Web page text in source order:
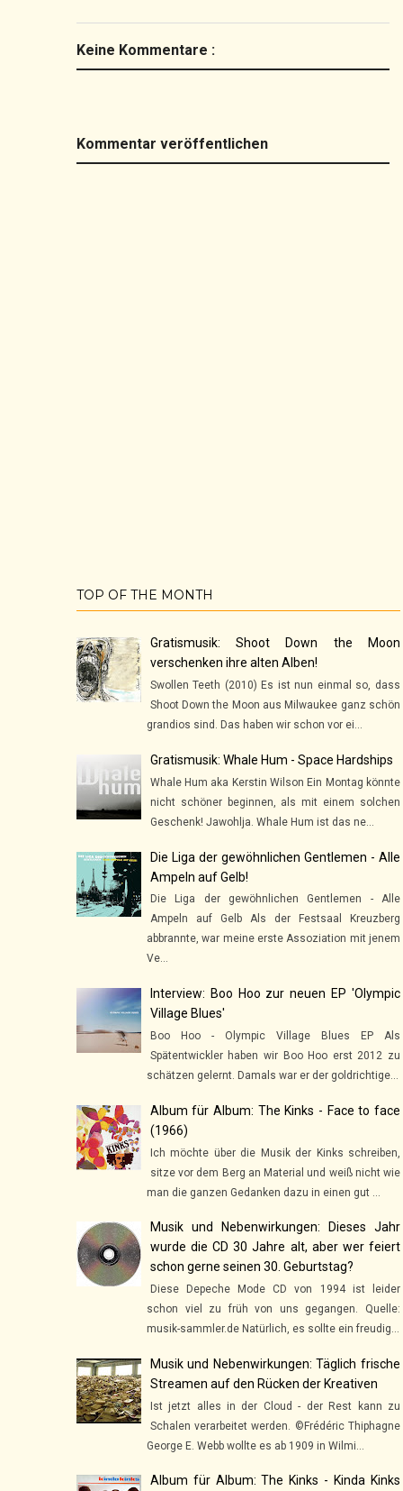
Keine Kommentare :
Kommentar veröffentlichen
TOP OF THE MONTH
Gratismusik: Shoot Down the Moon
verschenken ihre alten Alben!
Swollen Teeth (2010) Es ist nun einmal so, dass
Shoot Down the Moon aus Milwaukee ganz schön
grandios sind. Das haben wir schon vor ei...
Gratismusik: Whale Hum - Space Hardships
Whale Hum aka Kerstin Wilson Ein Montag könnte
nicht schöner beginnen, als mit einem solchen
Geschenk! Jawohlja. Whale Hum ist das ne...
Die Liga der gewöhnlichen Gentlemen - Alle
Ampeln auf Gelb!
Die Liga der gewöhnlichen Gentlemen - Alle
Ampeln auf Gelb Als der Festsaal Kreuzberg
abbrannte, war meine erste Assoziation mit jenem
Ve...
Interview: Boo Hoo zur neuen EP 'Olympic
Village Blues'
Boo Hoo - Olympic Village Blues EP Als
Spätentwickler haben wir Boo Hoo erst 2012 zu
schätzen gelernt. Damals war er der goldrichtige...
Album für Album: The Kinks - Face to face
(1966)
Ich möchte über die Musik der Kinks schreiben,
sitze vor dem Berg an Material und weiß nicht wie
man die ganzen Gedanken dazu in einen gut ...
Musik und Nebenwirkungen: Dieses Jahr
wurde die CD 30 Jahre alt, aber wer feiert
schon gerne seinen 30. Geburtstag?
Diese Depeche Mode CD von 1994 ist leider
schon viel zu früh von uns gegangen. Quelle:
musik-sammler.de Natürlich, es sollte ein freudig...
Musik und Nebenwirkungen: Täglich frische
Streamen auf den Rücken der Kreativen
Ist jetzt alles in der Cloud - der Rest kann zu
Schalen verarbeitet werden. ©Frédéric Thiphagne
George E. Webb wollte es ab 1909 in Wilmi...
Album für Album: The Kinks - Kinda Kinks